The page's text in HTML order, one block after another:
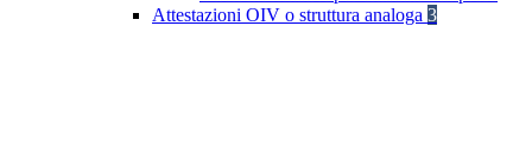
Attestazioni OIV o struttura analoga 3